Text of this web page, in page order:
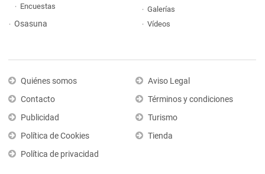
Encuestas
Osasuna
Galerías
Vídeos
Quiénes somos
Contacto
Publicidad
Política de Cookies
Política de privacidad
Aviso Legal
Términos y condiciones
Turismo
Tienda